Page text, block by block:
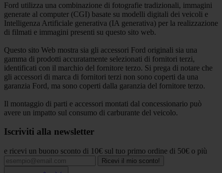
Ford utilizza una combinazione di fotografie tradizionali, immagini
generate al computer (CGI) basate su modelli digitali dei veicoli e
Intelligenza Artificiale generativa (IA generativa) per la realizzazione
di filmati e immagini presenti su questo sito web.
Questo sito Web mostra sia gli accessori Ford originali sia una
gamma di prodotti accuratamente selezionati di fornitori terzi,
identificati con il marchio del fornitore terzo. Si prega di notare che
gli accessori di marca di fornitori terzi non sono coperti da una
garanzia Ford, ma sono coperti dalla garanzia del fornitore terzo.
Il montaggio di parti e accessori montati dal concessionario può
avere un impatto sul consumo di carburante del veicolo.
Iscriviti alla newsletter
e ricevi un buono sconto di 10€ sul tuo primo ordine di 50€ o più
Ricevi il mio sconto!